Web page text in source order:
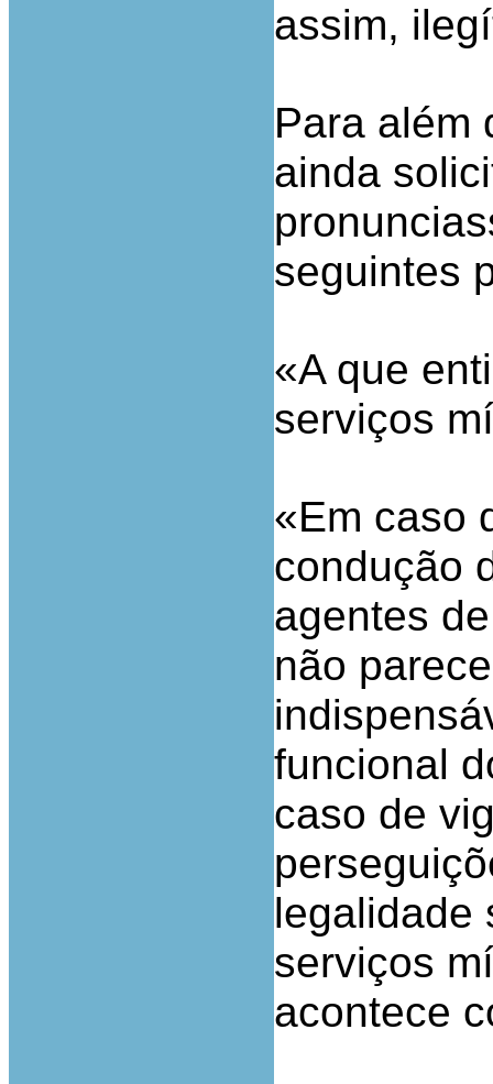
assim,
Para além
ainda
seguintes
«A que
serviços
«Em caso
condução
agentes
não
funcional
caso de
legalidade
serviços
acontece